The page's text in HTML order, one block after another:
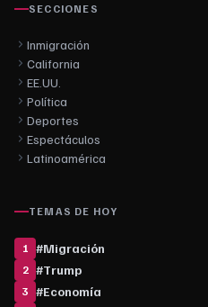
SECCIONES
Inmigración
California
EE.UU.
Política
Deportes
Espectáculos
Latinoamérica
TEMAS DE HOY
1 #Migración
2 #Trump
3 #Economía